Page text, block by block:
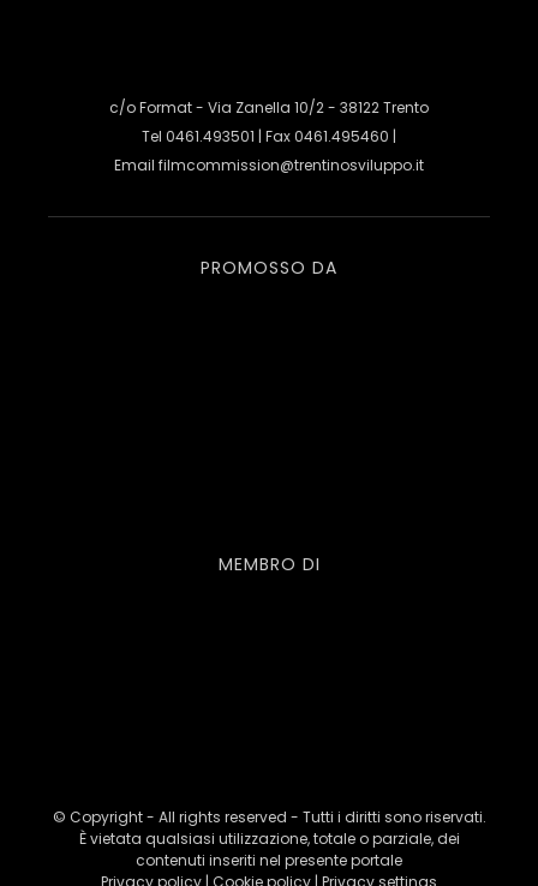
c/o Format - Via Zanella 10/2 - 38122 Trento
Tel 0461.493501 | Fax 0461.495460 |
Email filmcommission@trentinosviluppo.it
PROMOSSO DA
MEMBRO DI
© Copyright - All rights reserved - Tutti i diritti sono riservati.
È vietata qualsiasi utilizzazione, totale o parziale, dei
contenuti inseriti nel presente portale
Privacy policy | Cookie policy | Privacy settings